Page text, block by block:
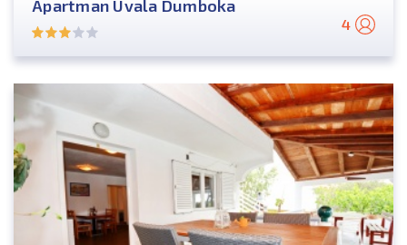
Apartman Uvala Dumboka
4